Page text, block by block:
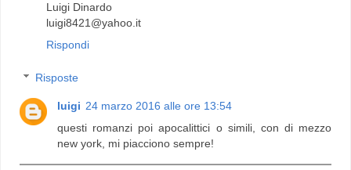
Luigi Dinardo
luigi8421@yahoo.it
Rispondi
Risposte
luigi 24 marzo 2016 alle ore 13:54
questi romanzi poi apocalittici o simili, con di mezzo
new york, mi piacciono sempre!